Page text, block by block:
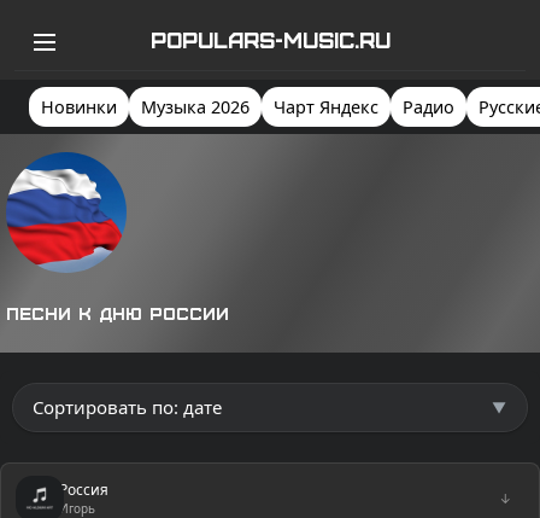
POPULARS-MUSIC.RU
Новинки Музыка 2026 Чарт Яндекс Радио
Песни к дню России
Россия
Игорь
↓